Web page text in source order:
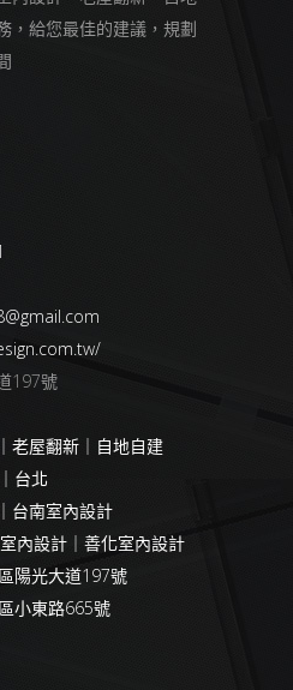
，給您最佳的建議，規劃
197號
老屋翻新｜自地自建
台北
台南室內設計
內設計｜善化室內設計
陽光大道197號
小東路665號